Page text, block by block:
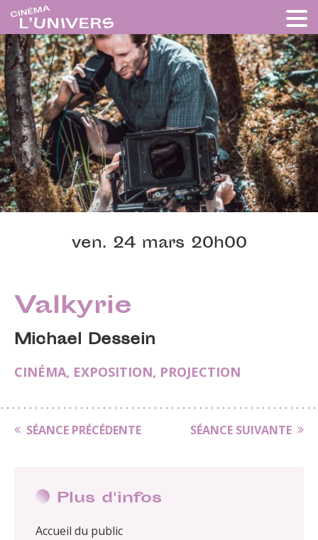
ven. 24 mars 20h00
Valkyrie
Michael Dessein
CINÉMA, EXPOSITION, PROJECTION
SÉANCE PRÉCÉDENTE SÉANCE SUIVANTE
Plus d'infos
Accueil du public